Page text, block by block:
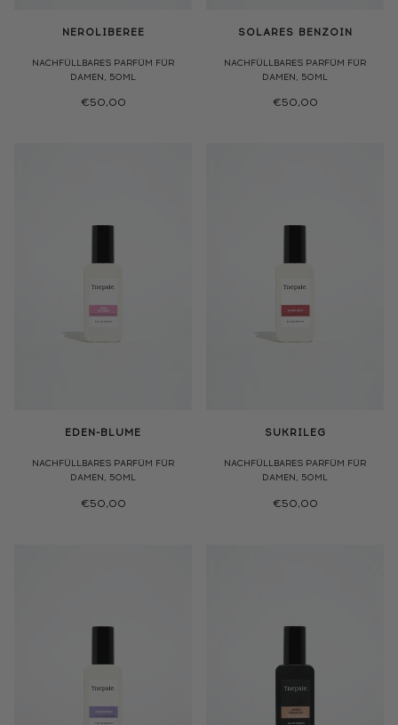
NEROLIBEREE
NACHFÜLLBARES PARFÜM FÜR
DAMEN, 50ML
€50,00
SOLARES BENZOIN
NACHFÜLLBARES PARFÜM FÜR
DAMEN, 50ML
€50,00
EDEN-BLUME
NACHFÜLLBARES PARFÜM FÜR
DAMEN, 50ML
€50,00
SUKRILEG
NACHFÜLLBARES PARFÜM FÜR
DAMEN, 50ML
€50,00